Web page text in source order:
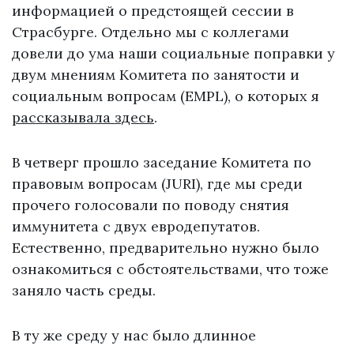
информацией о предстоящей сессии в
Страсбурге. Отдельно мы с коллегами
довели до ума наши социальные поправки у
двум мнениям Комитета по занятости и
социальным вопросам (EMPL), о которых я
рассказывала здесь.
В четверг прошло заседание Комитета по
правовым вопросам (JURI), где мы среди
прочего голосовали по поводу снятия
иммунитета с двух евродепутатов.
Естественно, предварительно нужно было
ознакомиться с обстоятельствами, что тоже
заняло часть среды.
В ту же среду у нас было длинное